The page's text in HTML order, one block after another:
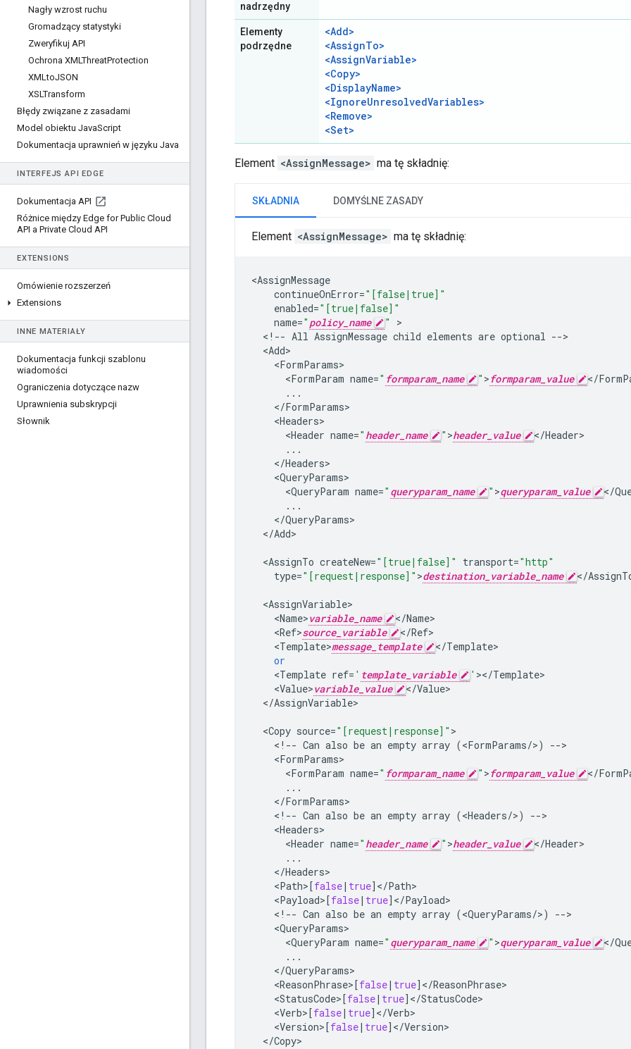
Nagły wzrost ruchu
Gromadzący statystyki
Zweryfikuj API
Ochrona XMLThreatProtection
XMLtoJSON
XSLTransform
Błędy związane z zasadami
Model obiektu JavaScript
Dokumentacja uprawnień w języku Java
INTERFEJS API EDGE
Dokumentacja API
Różnice między Edge for Public Cloud
API a Private Cloud API
EXTENSIONS
Omówienie rozszerzeń
Extensions
INNE MATERIAŁY
Dokumentacja funkcji szablonu
wiadomości
Ograniczenia dotyczące nazw
Uprawnienia subskrypcji
Słownik
nadrzędny
Elementy
podrzędne
<Add>
<AssignTo>
<AssignVariable>
<Copy>
<DisplayName>
<IgnoreUnresolvedVariables>
<Remove>
<Set>
Element <AssignMessage> ma tę składnię:
SKŁADNIA DOMYŚLNE ZASADY
Element <AssignMessage> ma tę składnię:
<AssignMessage
continueOnError="[false|true]"
enabled="[true|false]"
name=" policy_name "
< !-- All AssignMessage child elements are optional --
<Add
<FormParams
<FormParam name=" formparam_name " >formparam_value </
...
</FormParams
<Headers
<Header name=" header_name " >header_value </Header
...
</Headers
<QueryParams
<QueryParam name=" queryparam_name " >queryparam_value </
...
</QueryParams
</Add>
<AssignTo createNew="[true|false]" transport="http"
type="[request|response]" >destination_variable_name </
<AssignVariable
<Name>variable_name </Name
<Ref>source_variable </Ref
<Template>message_template </Template
or
<Template ref= ' template_variable ' ></Template
<Value>variable_value </Value
</AssignVariable>
<Copy source="[request|response]"
< !-- Can also be an empty array (<FormParams/>)
-->
<FormParams
<FormParam name=" formparam_name " >formparam_value </
...
</FormParams
< !-- Can also be an empty array (<Headers/>)
-->
<Headers
<Header name=" header_name " >header_value </Header
...
</Headers
<Path>[false| true] </Path
<Payload>[false| true] </Payload
< !-- Can also be an empty array (<QueryParams/>)
-->
<QueryParams
<QueryParam name=" queryparam_name " >queryparam_value </
...
</QueryParams
<ReasonPhrase>[false| true] </ReasonPhrase
<StatusCode>[false| true] </StatusCode
<Verb>[false| true] </Verb
<Version>[false| true] </Version
</Copy>